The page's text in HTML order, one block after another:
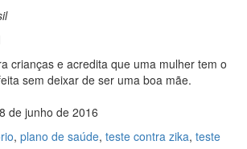
crianças e acredita que uma mulher tem o
sem deixar de ser uma boa mãe.
de junho de 2016
, plano de saúde, teste contra zika, teste